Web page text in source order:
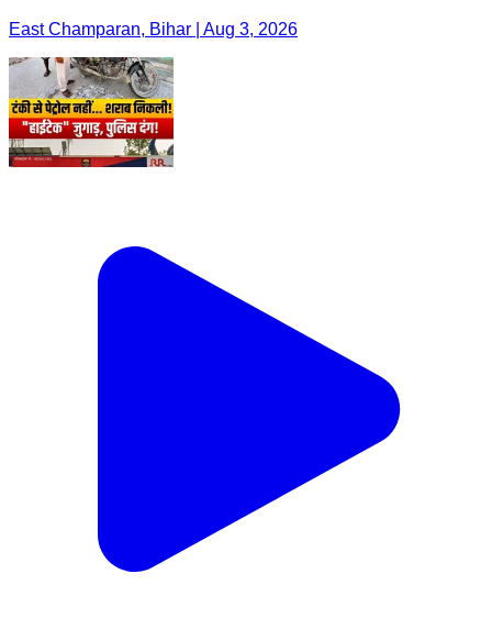
East Champaran, Bihar | Aug 3, 2026